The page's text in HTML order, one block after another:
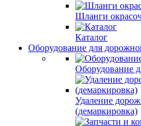
Шланги
Каталог
Оборудование для
Оборудование
Удаление
(демаркировка)